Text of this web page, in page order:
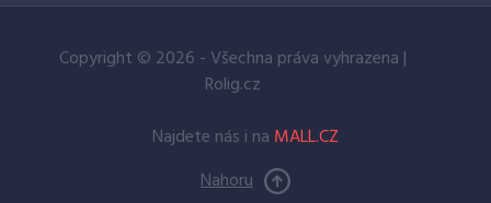
Copyright © 2026 - Všechna práva vyhrazena |
Rolig.cz
Najdete nás i na MALL.CZ
Nahoru